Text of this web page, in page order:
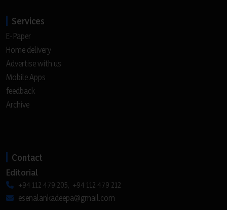
Services
E-Paper
Home delivery
Advertise with us
Mobile Apps
feedback
Archive
Contact
Editorial
+94 112 479 205, +94 112 479 212
esenalankadeepa@gmail.com